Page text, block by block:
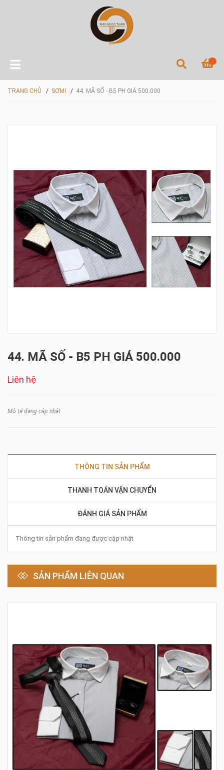
TRANG CHỦ / SƠMI / 44. MÃ SỐ - B5 PH GIÁ 500.000
44. MÃ SỐ - B5 PH GIÁ 500.000
Liên hệ
Mô tả đang cập nhật
THÔNG TIN SẢN PHẨM
THANH TOÁN VẬN CHUYỂN
ĐÁNH GIÁ SẢN PHẨM
Thông tin sản phẩm đang được cập nhật
SẢN PHẨM LIÊN QUAN